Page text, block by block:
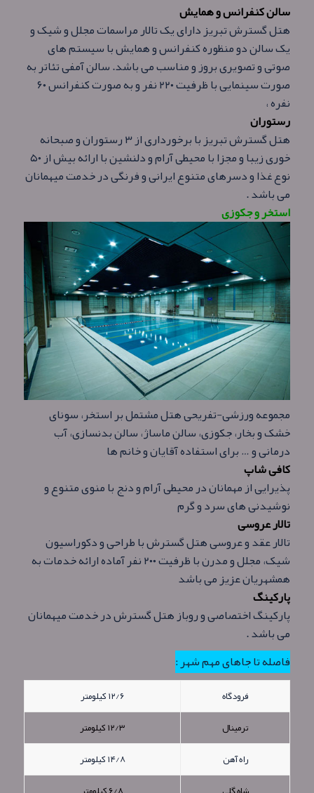
سالن کنفرانس و همایش
هتل گسترش تبریز دارای یک تالار مراسمات مجلل و شیک و
یک سالن دو منظوره کنفرانس و همایش با سیستم های
صوتی و تصویری بروز و مناسب می باشد. سالن آمفی تئاتر به
صورت سینمایی با ظرفیت ۲۲۰ نفر و به صورت کنفرانس ۶۰
نفره ،
رستوران
هتل گسترش تبریز با برخورداری از ۳ رستوران و صبحانه
خوری زیبا و مجزا با محیطی آرام و دلنشین با ارائه بیش از ۵۰
نوع غذا و دسرهای متنوع ایرانی و فرنگی در خدمت میهمانان
می باشد .
استخر و جکوزی
مجموعه ورزشی-تفریحی هتل مشتمل بر استخر، سونای
خشک و بخار، جکوزی، سالن ماساژ، سالن بدنسازی، آب
درمانی و … برای استفاده آقایان و خانم ها
کافی شاپ
پذیرایی از مهمانان در محیطی آرام و دنج با منوی متنوع و
نوشیدنی های سرد و گرم
تالار عروسی
تالار عقد و عروسی هتل گسترش با طراحی و دکوراسیون
شیک، مجلل و مدرن با ظرفیت ۲۰۰ نفر آماده ارائه خدمات به
همشهریان عزیز می باشد
پارکینگ
پارکینگ اختصاصی و روباز هتل گسترش در خدمت میهمانان
می باشد .
فاصله تا جاهای مهم شهر :
فرودگاه
۱۲/۶ کیلومتر
ترمینال
۱۲/۳ کیلومتر
راه آهن
۱۴/۸ کیلومتر